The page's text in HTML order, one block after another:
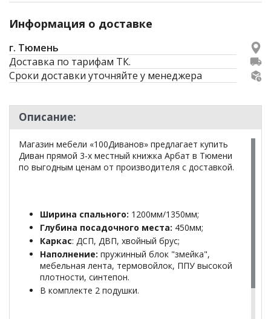
Информация о доставке
г. Тюмень
Доставка по тарифам ТК.
Сроки доставки уточняйте у менеджера
Описание:
Магазин мебели «100Диванов» предлагает купить
Диван прямой 3-х местный книжка Арбат в Тюмени
по выгодным ценам от производителя с доставкой.
Ширина спального: 1200мм/1350мм;
Глубина посадочного места: 450мм;
Каркас: ДСП, ДВП, хвойный брус;
Наполнение: пружинный блок "змейка",
мебельная лента, термовойлок, ППУ высокой
плотности, синтепон.
В комплекте 2 подушки.